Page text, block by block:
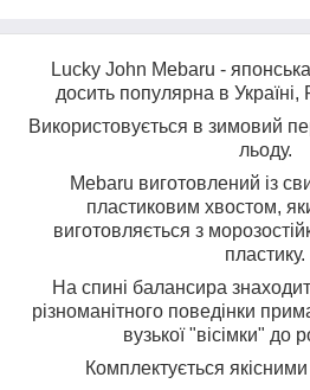
Lucky John Mebaru -
досить популярна в Україні,
Використовується в зимовий
льоду.
Mebaru виготовлений із
пластиковим хвостом,
виготовляється з
пластику.
На спині балансира
різноманітного поведінки
вузької "вісімки" до
Комплектується якісними